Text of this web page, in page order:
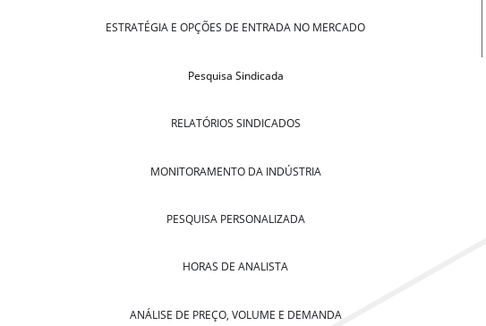
ESTRATÉGIA E OPÇÕES DE ENTRADA NO MERCADO
Pesquisa Sindicada
RELATÓRIOS SINDICADOS
MONITORAMENTO DA INDÚSTRIA
PESQUISA PERSONALIZADA
HORAS DE ANALISTA
ANÁLISE DE PREÇO, VOLUME E DEMANDA